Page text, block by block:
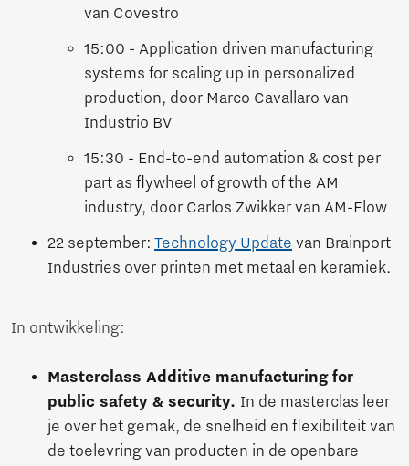
van Covestro
15:00 - Application driven manufacturing
systems for scaling up in personalized
production, door Marco Cavallaro van
Industrio BV
15:30 - End-to-end automation & cost per
part as flywheel of growth of the AM
industry, door Carlos Zwikker van AM-Flow
22 september: Technology Update van Brainport
Industries over printen met metaal en keramiek.
In ontwikkeling:
Masterclass Additive manufacturing for
public safety & security. In de masterclas leer
je over het gemak, de snelheid en flexibiliteit van
de toelevring van producten in de openbare